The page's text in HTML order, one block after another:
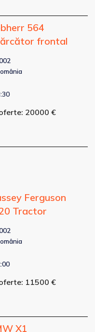
564
frontal
20000 €
Ferguson
Tractor
11500 €
X1